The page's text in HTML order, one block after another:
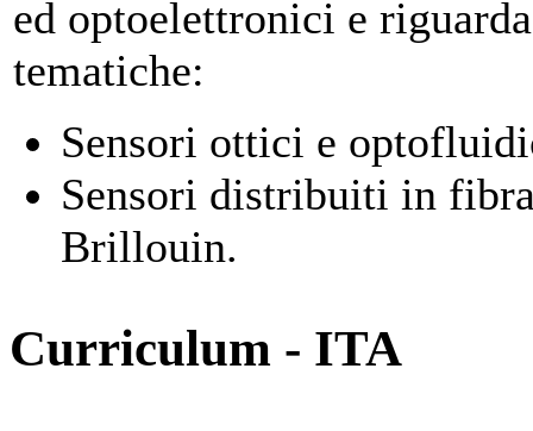
ed optoelettronici e
tematiche:
Sensori ottici e
Sensori distribuiti in
Brillouin.
Curriculum - ITA